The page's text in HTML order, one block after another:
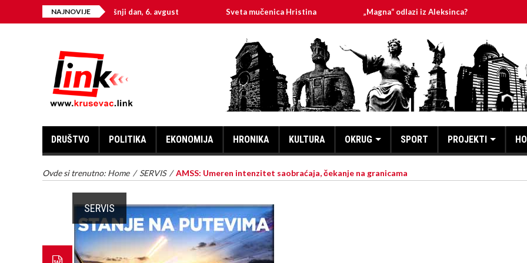
NAJNOVIJE
Na današnji dan, 6. avgust Sveta mučenica Hristina „Magna“ odlazi iz Aleksinca? PLANIRANA
DRUŠTVO POLITIKA EKONOMIJA HRONIKA KULTURA OKRUG SPORT PROJEKTI
Ovde si trenutno: Home / SERVIS /AMSS: Umeren intenzitet saobraćaja, čekanje na granicama
SERVIS